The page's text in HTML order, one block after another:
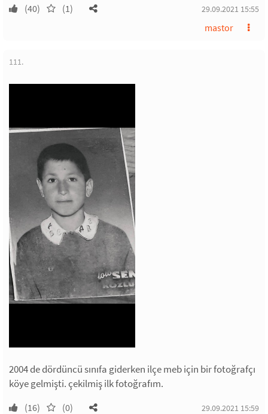
(40) (1) 29.09.2021 15:55
mastor
111.
2004 de dördüncü sınıfa giderken ilçe meb için bir fotoğrafçı
köye gelmişti. çekilmiş ilk fotoğrafım.
(16) (0) 29.09.2021 15:59